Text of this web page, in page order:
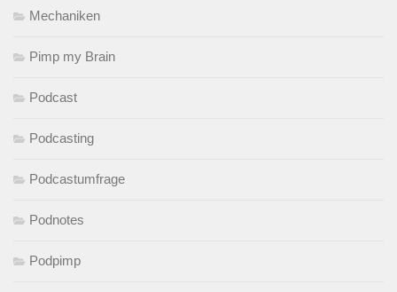
Mechaniken
Pimp my Brain
Podcast
Podcasting
Podcastumfrage
Podnotes
Podpimp